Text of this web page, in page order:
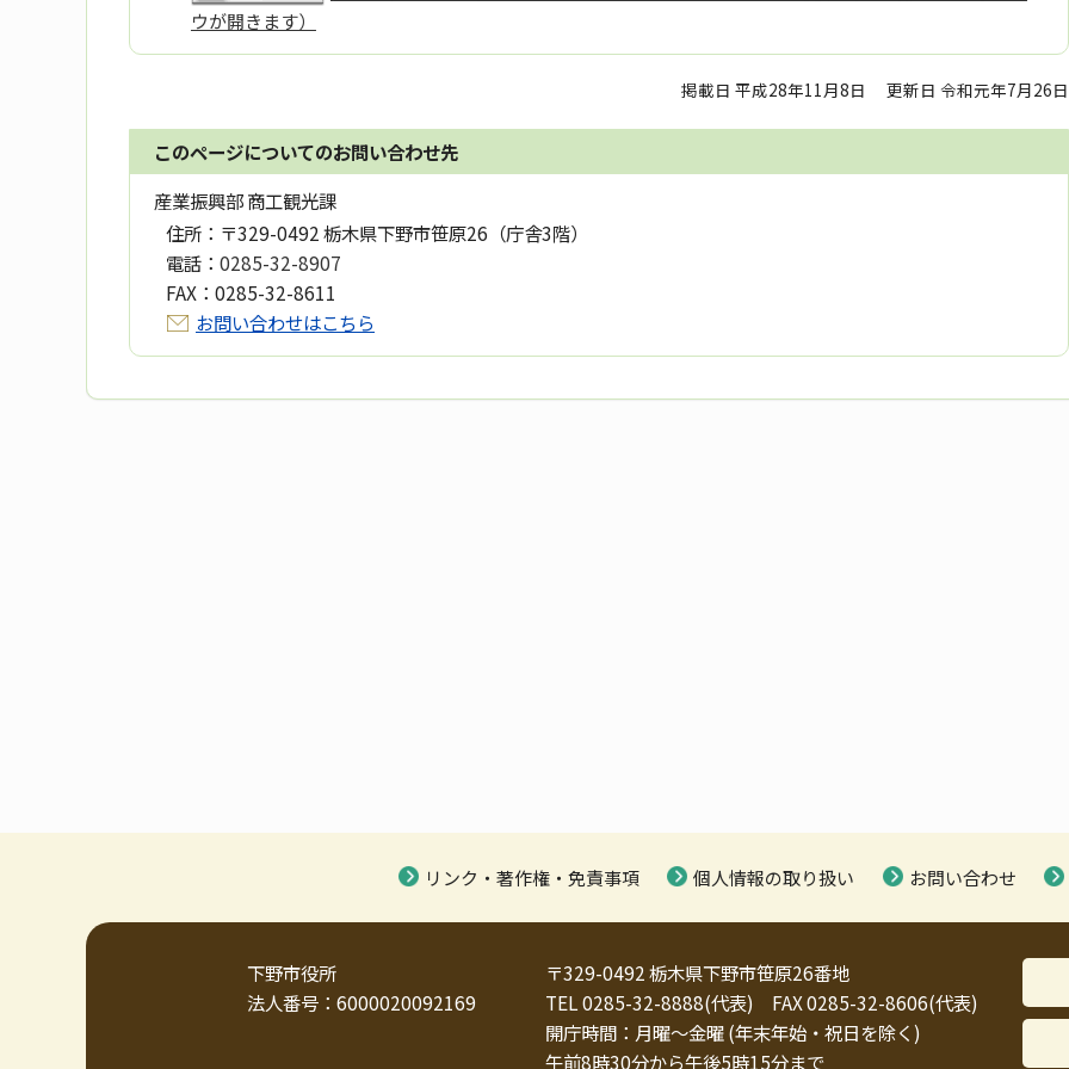
ウが開きます）
掲載日 平成28年11月8日 更新日 令和元年7月26日
このページについてのお問い合わせ先
産業振興部 商工観光課
住所： 〒329-0492 栃木県下野市笹原26（庁舎3階）
電話： 0285-32-8907
FAX： 0285-32-8611
お問い合わせはこちら
リンク・著作権・免責事項 個人情報の取り扱い お問い合わせ
下野市役所
法人番号：6000020092169
〒329-0492 栃木県下野市笹原26番地
TEL 0285-32-8888(代表) FAX 0285-32-8606(代表)
開庁時間：月曜～金曜 (年末年始・祝日を除く)
午前8時30分から午後5時15分まで